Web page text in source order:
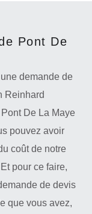
Pont De
demande de
Reinhard
De La Maye
pouvez avoir
coût de notre
pour ce faire,
de devis
que vous avez,